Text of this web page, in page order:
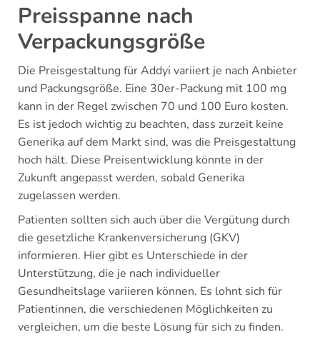
Preisspanne nach
Verpackungsgröße
Die Preisgestaltung für Addyi variiert je nach Anbieter
und Packungsgröße. Eine 30er-Packung mit 100 mg
kann in der Regel zwischen 70 und 100 Euro kosten.
Es ist jedoch wichtig zu beachten, dass zurzeit keine
Generika auf dem Markt sind, was die Preisgestaltung
hoch hält. Diese Preisentwicklung könnte in der
Zukunft angepasst werden, sobald Generika
zugelassen werden.
Patienten sollten sich auch über die Vergütung durch
die gesetzliche Krankenversicherung (GKV)
informieren. Hier gibt es Unterschiede in der
Unterstützung, die je nach individueller
Gesundheitslage variieren können. Es lohnt sich für
Patientinnen, die verschiedenen Möglichkeiten zu
vergleichen, um die beste Lösung für sich zu finden.